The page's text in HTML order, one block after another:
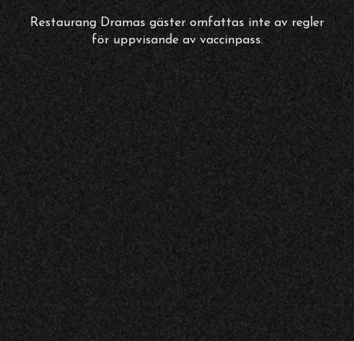
Restaurang Dramas gäster omfattas inte av regler
för uppvisande av vaccinpass.